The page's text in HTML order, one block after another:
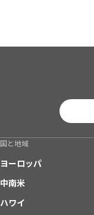
国と地域
ヨーロッパ
中南米
ハワイ